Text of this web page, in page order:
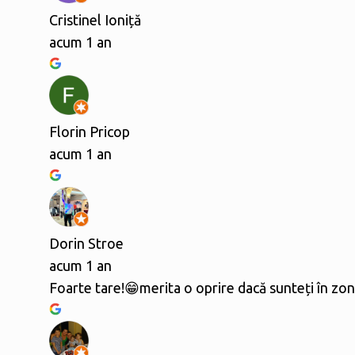
Cristinel Ioniță
acum 1 an
Florin Pricop
acum 1 an
Dorin Stroe
acum 1 an
Foarte tare!😁merita o oprire dacă sunteți în